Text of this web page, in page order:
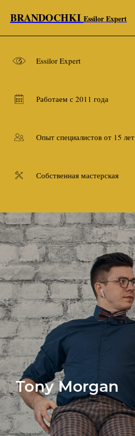
BRANDOCHKI Essilor Expert
Essilor Expert
Работаем с 2011 года
Опыт специалистов от 15 лет
Собственная мастерская
Tony Morgan